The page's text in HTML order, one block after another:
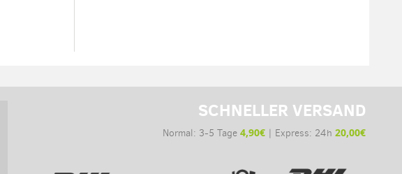
SCHNELLER VERSAND
Normal: 3-5 Tage 4,90€| Express: 24h 20,00€